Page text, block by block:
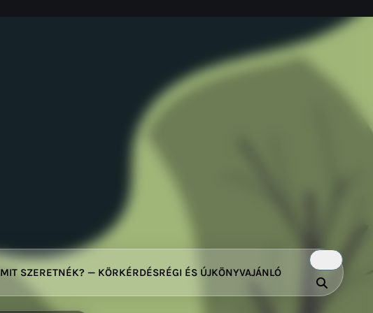
MIT SZERETNÉK? — KÖRKÉRDÉSRÉGI ÉS ÚJKÖNYVAJÁNLÓ